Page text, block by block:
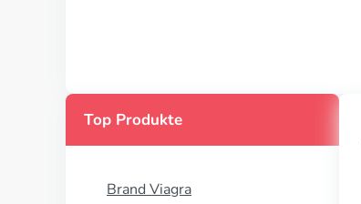
Top Produkte
Brand Viagra